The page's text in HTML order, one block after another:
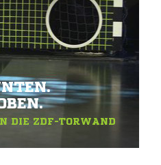
DIE ZDF-TORWAND